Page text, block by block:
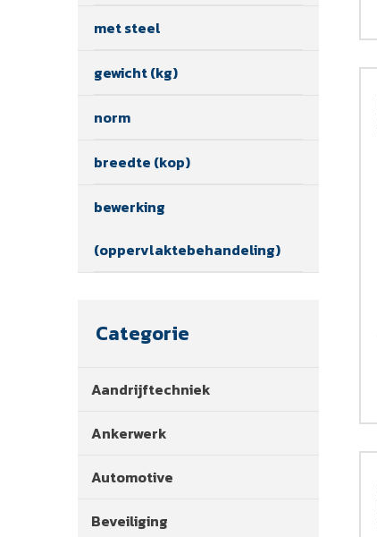
met steel
gewicht (kg)
norm
breedte (kop)
bewerking
(oppervlaktebehandeling)
Categorie
Aandrijftechniek
Ankerwerk
Automotive
Beveiliging